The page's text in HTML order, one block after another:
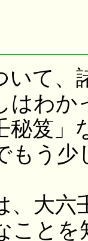
て、
はわ
秘笈
もう
大六
こと